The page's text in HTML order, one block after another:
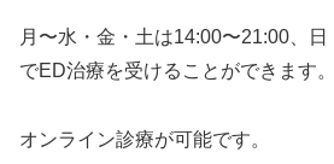
月〜水・金・土は14:00〜21:00、
でED治療を受けることができます。
オンライン診療が可能です。